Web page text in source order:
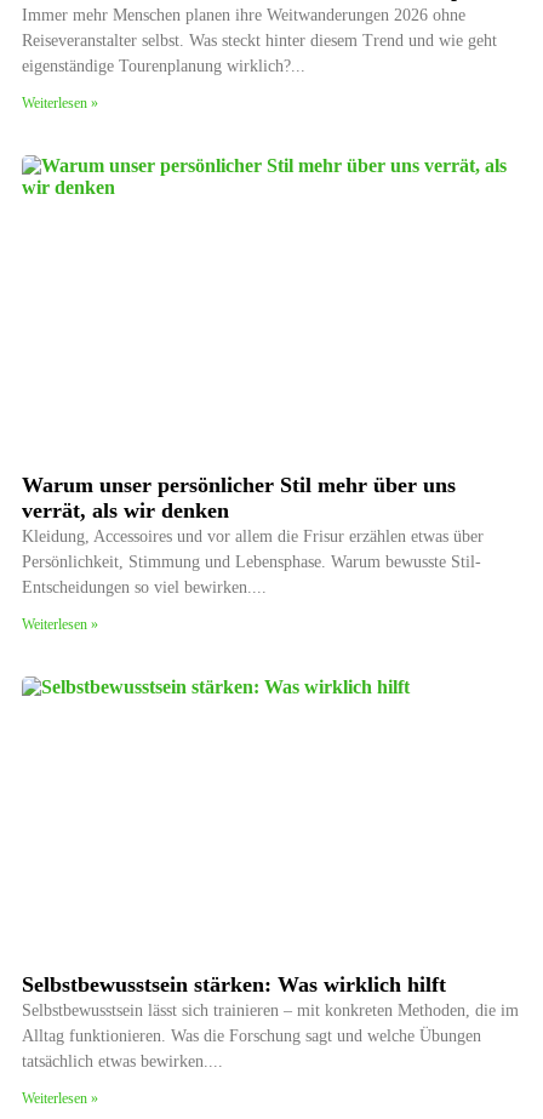
Immer mehr Menschen planen ihre Weitwanderungen 2026 ohne
Reiseveranstalter selbst. Was steckt hinter diesem Trend und wie geht
eigenständige Tourenplanung wirklich?
Weiterlesen »
Warum unser persönlicher Stil mehr über uns
verrät, als wir denken
Kleidung, Accessoires und vor allem die Frisur erzählen etwas über
Persönlichkeit, Stimmung und Lebensphase. Warum bewusste Stil-
Entscheidungen so viel bewirken.
Weiterlesen »
Selbstbewusstsein stärken: Was wirklich hilft
Selbstbewusstsein lässt sich trainieren – mit konkreten Methoden, die im
Alltag funktionieren. Was die Forschung sagt und welche Übungen
tatsächlich etwas bewirken.
Weiterlesen »